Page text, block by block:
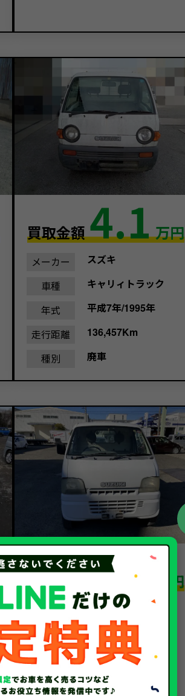
買取金額4.1 万円
メーカー
スズキ
車種
キャリィトラック
年式
平成7年/1995年
走行距離
136,457Km
種別
廃車
買取金額 5.1 万円
メーカー
スズキ
車種
キャリィトラック
平成13年/2001年
走行距離
148,318Km